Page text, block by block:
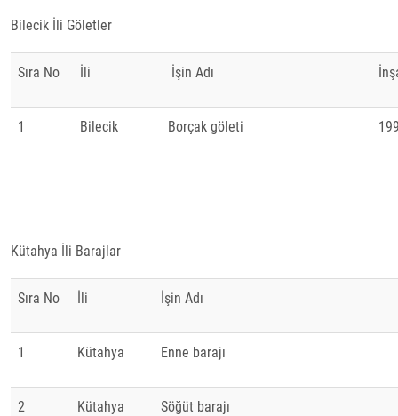
Bilecik İli Göletler
Sıra No İli İşin Adı
1 Bilecik Borçak göleti
Kütahya İli Barajlar
Sıra No İli İşin Adı
1 Kütahya Enne barajı
2 Kütahya Söğüt barajı